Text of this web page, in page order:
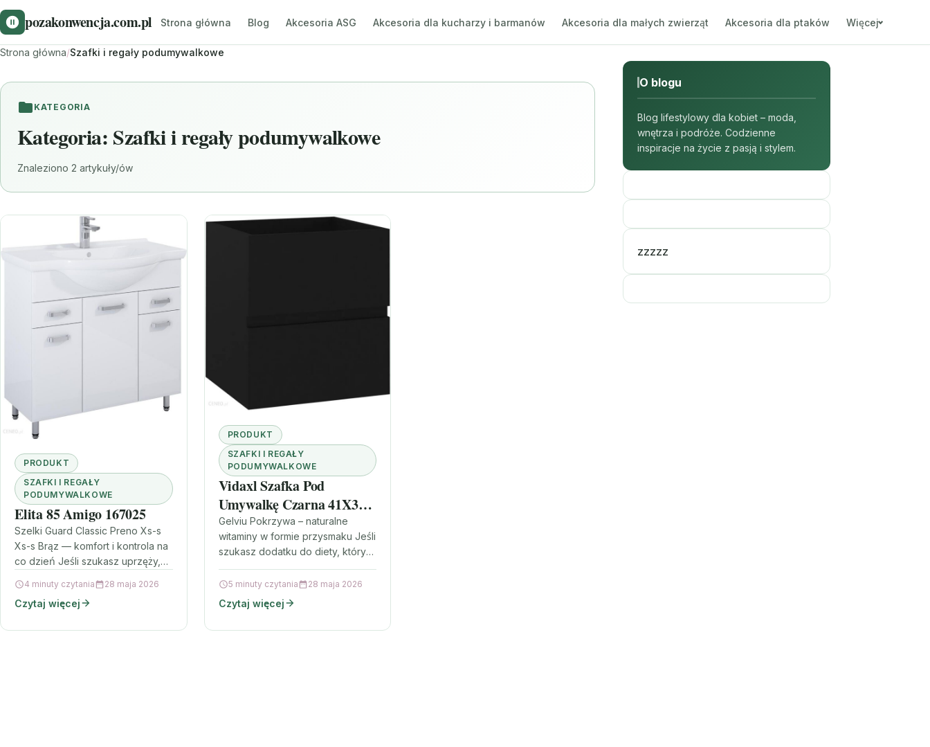
pozakonwencja.com.pl Strona główna Blog Akcesoria ASG Akcesoria dla kucharzy i barmanów Akcesoria dla małych zwierząt Akcesoria dla ptaków Więcej
Strona główna/Szafki i regały podumywalkowe
KATEGORIA
Kategoria: Szafki i regały podumywalkowe
Znaleziono 2 artykuły/ów
PRODUKT
SZAFKI I REGAŁY
PODUMYWALKOWE
Elita 85 Amigo 167025
Szelki Guard Classic Preno Xs-s
Xs-s Brąz — komfort i kontrola na
co dzień Jeśli szukasz uprzęży,
wykonaniem, świetnym…
4 minuty czytania 28 maja 2026
Czytaj więcej
PRODUKT
SZAFKI I REGAŁY
PODUMYWALKOWE
Vidaxl Szafka Pod
Umywalkę Czarna 41X38
5X45 Cm Płyta Wiórowa
Gelviu Pokrzywa – naturalne
witaminy w formie przysmaku Jeśli
szukasz dodatku do diety, który
będzie prosty w podaniu i
jednocześnie oparty o naturalne
składniki,…
5 minuty czytania 28 maja 2026
Czytaj więcej
O blogu
Blog lifestylowy dla kobiet – moda,
wnętrza i podróże. Codzienne
inspiracje na życie z pasją i stylem.
zzzzz